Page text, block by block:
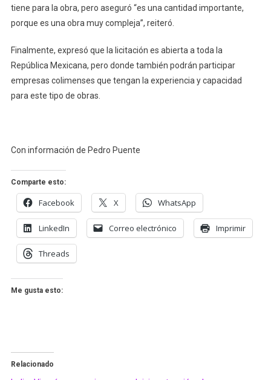
tiene para la obra, pero aseguró “es una cantidad importante,
porque es una obra muy compleja”, reiteró.
Finalmente, expresó que la licitación es abierta a toda la
República Mexicana, pero donde también podrán participar
empresas colimenses que tengan la experiencia y capacidad
para este tipo de obras.
Con información de Pedro Puente
Comparte esto:
Facebook X WhatsApp
LinkedIn Correo electrónico Imprimir
Threads
Me gusta esto:
Relacionado